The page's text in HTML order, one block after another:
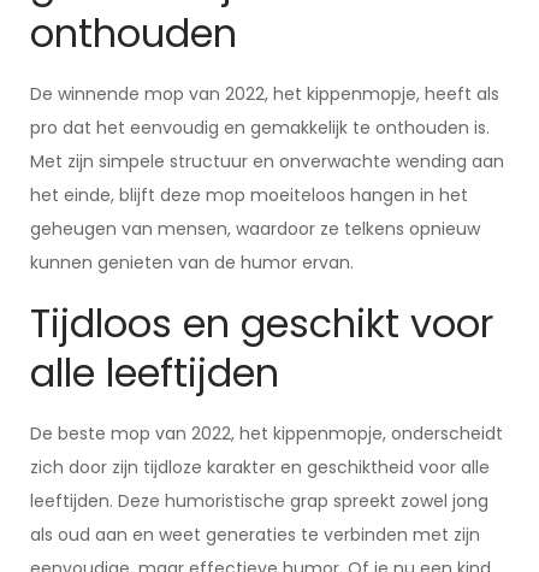
onthouden
De winnende mop van 2022, het kippenmopje, heeft als
pro dat het eenvoudig en gemakkelijk te onthouden is.
Met zijn simpele structuur en onverwachte wending aan
het einde, blijft deze mop moeiteloos hangen in het
geheugen van mensen, waardoor ze telkens opnieuw
kunnen genieten van de humor ervan.
Tijdloos en geschikt voor
alle leeftijden
De beste mop van 2022, het kippenmopje, onderscheidt
zich door zijn tijdloze karakter en geschiktheid voor alle
leeftijden. Deze humoristische grap spreekt zowel jong
als oud aan en weet generaties te verbinden met zijn